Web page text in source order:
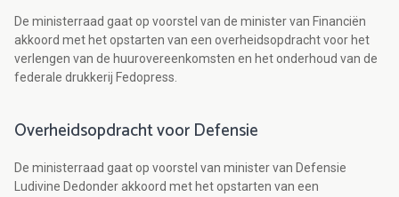
De ministerraad gaat op voorstel van de minister van Financiën
akkoord met het opstarten van een overheidsopdracht voor het
verlengen van de huurovereenkomsten en het onderhoud van de
federale drukkerij Fedopress.
Overheidsopdracht voor Defensie
De ministerraad gaat op voorstel van minister van Defensie
Ludivine Dedonder akkoord met het opstarten van een